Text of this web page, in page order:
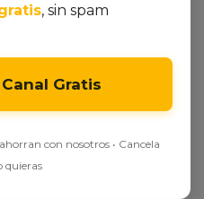
Ver oferta en Amazon
JETech Protector Pantalla
Pulgadas, Cristal Vidrio
Templado con Marco de
, sin spam
Gratis
con nosotros • Cancela
quieras